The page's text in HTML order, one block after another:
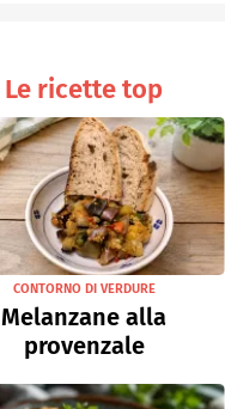
Le ricette top
CONTORNO DI VERDURE
Melanzane alla
provenzale